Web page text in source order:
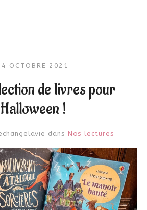
OCTOBRE 2021
de livres pour
Halloween !
dans Nos lectures